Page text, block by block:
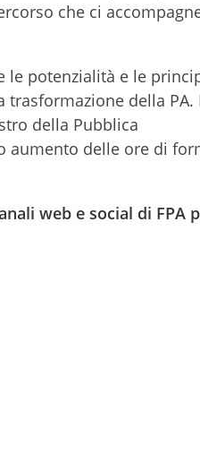
che ci
le potenzialità e le
della PA.
della Pubblica
aumento delle ore di
web e social di FPA